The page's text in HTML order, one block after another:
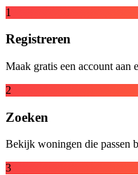
1
Registreren
Maak gratis een account aan
2
Zoeken
Bekijk woningen die passen
3